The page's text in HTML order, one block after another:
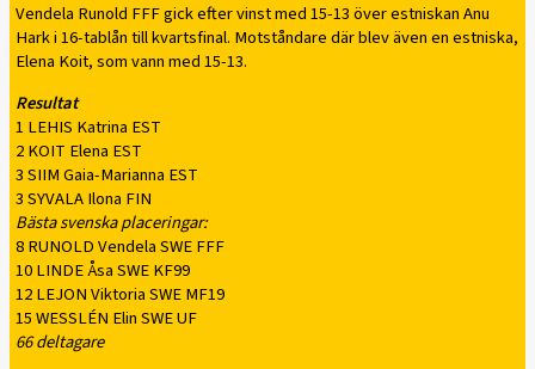
Vendela Runold FFF gick efter vinst med 15-13 över estniskan Anu
Hark i 16-tablån till kvartsfinal. Motståndare där blev även en estniska,
Elena Koit, som vann med 15-13.
Resultat
1 LEHIS Katrina EST
2 KOIT Elena EST
3 SIIM Gaia-Marianna EST
3 SYVALA Ilona FIN
Bästa svenska placeringar:
8 RUNOLD Vendela SWE FFF
10 LINDE Åsa SWE KF99
12 LEJON Viktoria SWE MF19
15 WESSLÉN Elin SWE UF
66 deltagare